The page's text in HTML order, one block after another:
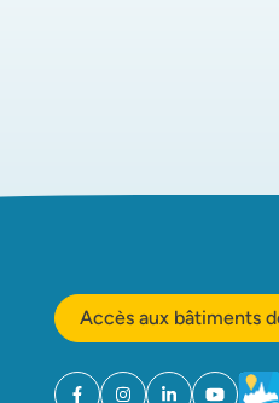
Accès aux bâtiments